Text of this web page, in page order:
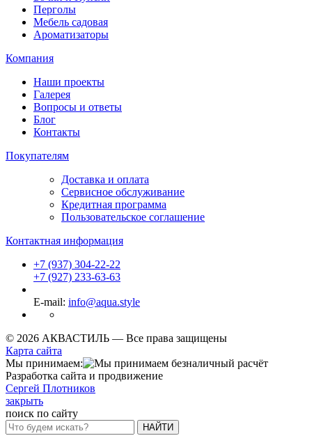
Перголы
Мебель садовая
Ароматизаторы
Компания
Наши проекты
Галерея
Вопросы и ответы
Блог
Контакты
Покупателям
Доставка и оплата
Сервисное обслуживание
Кредитная программа
Пользовательское соглашение
Контактная информация
+7 (937) 304-22-22
+7 (927) 233-63-63
E-mail: info@aqua.style
© 2026 АКВАСТИЛЬ — Все права защищены
Карта сайта
Мы принимаем:
Разработка сайта и продвижение
Сергей Плотников
закрыть
поиск по сайту
НАЙТИ